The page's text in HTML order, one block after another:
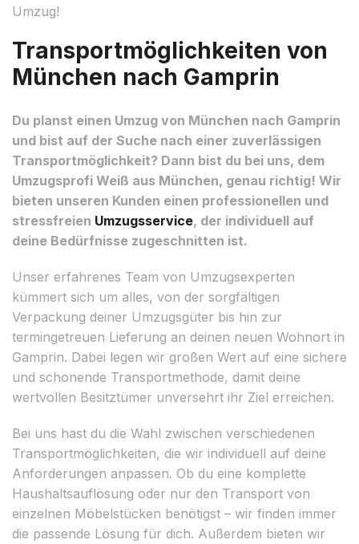
Umzug!
Transportmöglichkeiten von
München nach Gamprin
Du planst einen Umzug von München nach Gamprin
und bist auf der Suche nach einer zuverlässigen
Transportmöglichkeit? Dann bist du bei uns, dem
Umzugsprofi Weiß aus München, genau richtig! Wir
bieten unseren Kunden einen professionellen und
stressfreien Umzugsservice, der individuell auf
deine Bedürfnisse zugeschnitten ist.
Unser erfahrenes Team von Umzugsexperten
kümmert sich um alles, von der sorgfältigen
Verpackung deiner Umzugsgüter bis hin zur
termingetreuen Lieferung an deinen neuen Wohnort in
Gamprin. Dabei legen wir großen Wert auf eine sichere
und schonende Transportmethode, damit deine
wertvollen Besitztümer unversehrt ihr Ziel erreichen.
Bei uns hast du die Wahl zwischen verschiedenen
Transportmöglichkeiten, die wir individuell auf deine
Anforderungen anpassen. Ob du eine komplette
Haushaltsauflösung oder nur den Transport von
einzelnen Möbelstücken benötigst – wir finden immer
die passende Lösung für dich. Außerdem bieten wir